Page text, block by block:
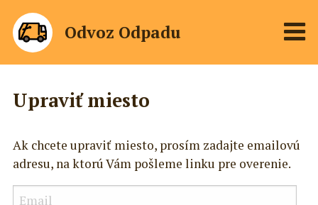
Odvoz Odpadu
Upraviť miesto
Ak chcete upraviť miesto, prosím zadajte emailovú
adresu, na ktorú Vám pošleme linku pre overenie.